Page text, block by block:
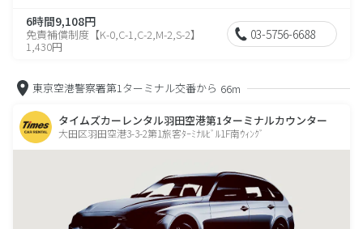
6時間9,108円
免責補償制度【K-0,C-1,C-2,M-2,S-2】
1,430円
03-5756-6688
東京空港警察署第1ターミナル交番から 66m
タイムズカーレンタル羽田空港第1ターミナルカウンター
大田区羽田空港3-3-2第1旅客ﾀｰﾐﾅﾙﾋﾞﾙ1F南ｳｨﾝｸﾞ